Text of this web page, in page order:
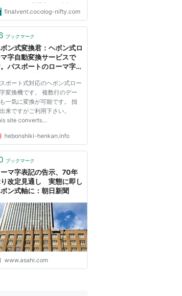
shi」とする英語寄りの表記が
教育で採用される見込みであ
体系を忠実に反映する訓令式
の...
finalvent.cocolog-nifty.com
ブックマーク
ン式変換君：ヘボン式ロ
字自動変換サービスで
パスポートのローマ字表
ポート式対応のヘボン式ロー
変換機です。 複数行のデー
一気に変換が可能です。 拙
来ですがご利用下さい。
site converts
Hepburn romanization. ※変
ご確認頂くようお願いいたし
リアに、変...
hebonshiki-henkan.info
ブックマーク
ーマ字表記の告示、70年
改定見通し 実態に即し
ン式軸に：朝日新聞
www.asahi.com